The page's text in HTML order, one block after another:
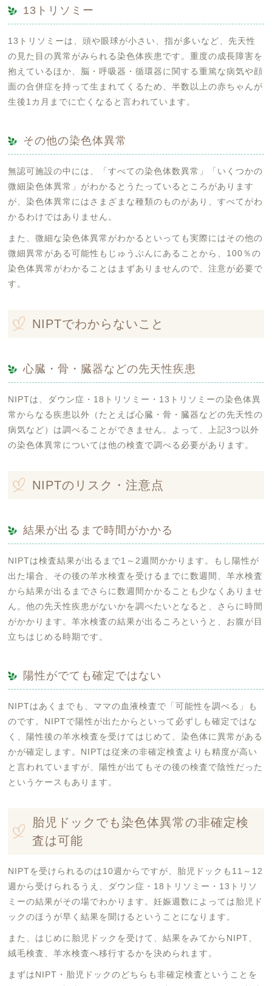
13トリソミー
13トリソミーは、頭や眼球が小さい、指が多いなど、先天性
の見た目の異常がみられる染色体疾患です。重度の成長障害を
抱えているほか、脳・呼吸器・循環器に関する重篤な病気や顔
面の合併症を持って生まれてくるため、半数以上の赤ちゃんが
生後1カ月までに亡くなると言われています。
その他の染色体異常
無認可施設の中には、「すべての染色体数異常」「いくつかの
微細染色体異常」がわかるとうたっているところがあります
が、染色体異常にはさまざまな種類のものがあり、すべてがわ
かるわけではありません。
また、微細な染色体異常がわかるといっても実際にはその他の
微細異常がある可能性もじゅうぶんにあることから、100％の
染色体異常がわかることはまずありませんので、注意が必要で
す。
NIPTでわからないこと
心臓・骨・臓器などの先天性疾患
NIPTは、ダウン症・18トリソミー・13トリソミーの染色体異
常からなる疾患以外（たとえば心臓・骨・臓器などの先天性の
病気など）は調べることができません。よって、上記3つ以外
の染色体異常については他の検査で調べる必要があります。
NIPTのリスク・注意点
結果が出るまで時間がかかる
NIPTは検査結果が出るまで1～2週間かかります。もし陽性が
出た場合、その後の羊水検査を受けるまでに数週間、羊水検査
から結果が出るまでさらに数週間かかることも少なくありませ
ん。他の先天性疾患がないかを調べたいとなると、さらに時間
がかかります。羊水検査の結果が出るころというと、お腹が目
立ちはじめる時期です。
陽性がでても確定ではない
NIPTはあくまでも、ママの血液検査で「可能性を調べる」も
のです。NIPTで陽性が出たからといって必ずしも確定ではな
く、陽性後の羊水検査を受けてはじめて、染色体に異常がある
かが確定します。NIPTは従来の非確定検査よりも精度が高い
と言われていますが、陽性が出てもその後の検査で陰性だった
というケースもあります。
胎児ドックでも染色体異常の非確定検
査は可能
NIPTを受けられるのは10週からですが、胎児ドックも11～12
週から受けられるうえ、ダウン症・18トリソミー・13トリソ
ミーの結果がその場でわかります。妊娠週数によっては胎児ド
ックのほうが早く結果を聞けるということになります。
また、はじめに胎児ドックを受けて、結果をみてからNIPT、
絨毛検査、羊水検査へ移行するかを決められます。
まずはNIPT・胎児ドックのどちらも非確定検査ということを